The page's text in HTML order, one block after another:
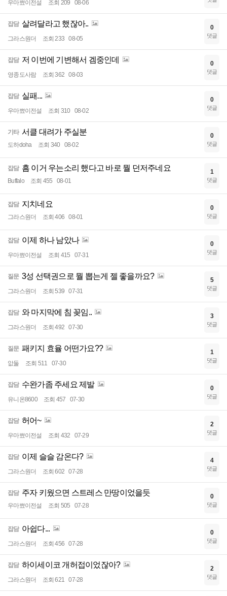
우마뾰이전설 조회 209 08-06
잡담 살려달라고 했잖아..
그라스원더 조회 233 08-05
0
댓글
잡담 저 이번에 기변해서 겜중인데
영종도사람 조회 362 08-03
0
댓글
잡담 실패...
우마뾰이전설 조회 310 08-02
0
댓글
기타 서클 대려가 주실분
도하doha 조회 340 08-02
0
댓글
잡담 흠 이거 우는소리 했다고 바로 뭘 던저주네요
Buffalo 조회 455 08-01
1
댓글
잡담 지치네요
그라스원더 조회 406 08-01
0
댓글
잡담 이제 하나 남았나
우마뾰이전설 조회 415 07-31
0
댓글
질문 3성 선택권으로 뭘 뽑는게 젤 좋을까요?
그라스원더 조회 539 07-31
5
댓글
잡담 와 마지막에 침 꽂임..
그라스원더 조회 492 07-30
3
댓글
질문 패키지 효율 어떤가요??
앖둘 조회 511 07-30
1
댓글
잡담 수완가좀 주세요 제발
유니온8600 조회 457 07-30
0
댓글
잡담 허어~
우마뾰이전설 조회 432 07-29
2
댓글
잡담 이제 슬슬 감온다?
그라스원더 조회 602 07-28
4
댓글
잡담 주자 키웠으면 스트레스 만땅이었을듯
우마뾰이전설 조회 505 07-28
0
댓글
잡담 아쉽다...
그라스원더 조회 456 07-28
0
댓글
잡담 하이세이코 개허접이었잖아?
그라스원더 조회 621 07-28
2
댓글